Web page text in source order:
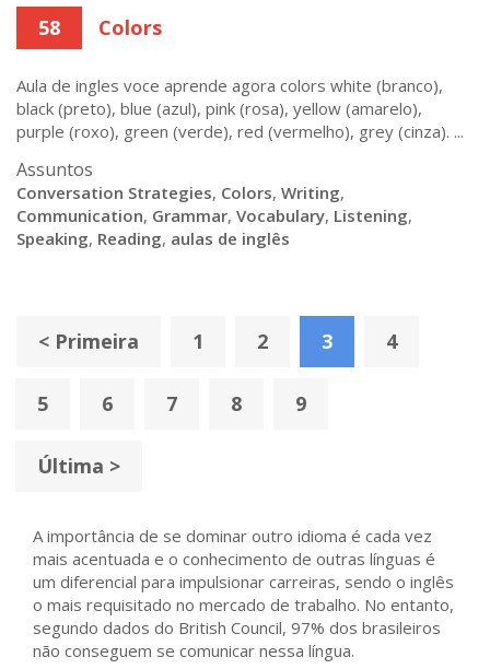
58 Colors
Aula de ingles voce aprende agora colors white (branco),
black (preto), blue (azul), pink (rosa), yellow (amarelo),
purple (roxo), green (verde), red (vermelho), grey (cinza). ...
Assuntos
Conversation Strategies, Colors, Writing,
Communication, Grammar, Vocabulary, Listening,
Speaking, Reading, aulas de inglês
< Primeira 1 2 3 4
5 6 7 8 9
Última >
A importância de se dominar outro idioma é cada vez
mais acentuada e o conhecimento de outras línguas é
um diferencial para impulsionar carreiras, sendo o inglês
o mais requisitado no mercado de trabalho. No entanto,
segundo dados do British Council, 97% dos brasileiros
não conseguem se comunicar nessa língua.